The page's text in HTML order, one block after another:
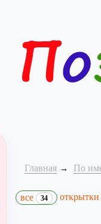
Главная По
все 34 открытки